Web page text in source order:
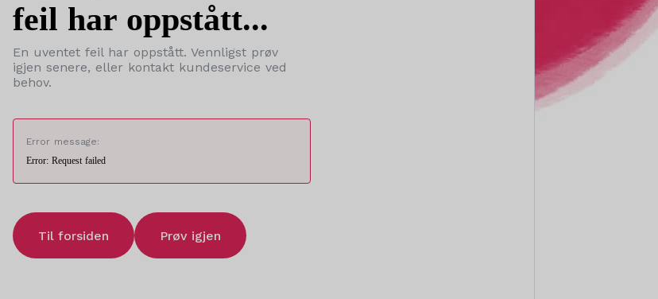
feil har oppstått...
En uventet feil har oppstått. Vennligst prøv
igjen senere, eller kontakt kundeservice ved
behov.
Error message:
Error: Request failed
Til forsiden Prøv igjen